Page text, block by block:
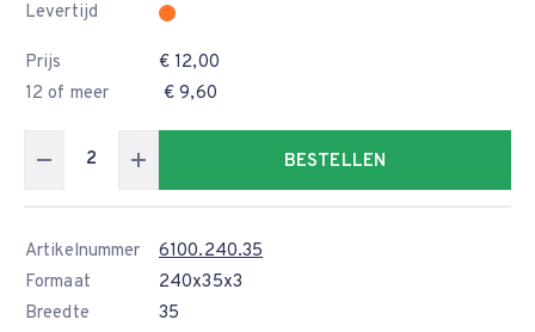
Levertijd
Prijs
€ 12,00
12 of meer
€ 9,60
BESTELLEN
Artikelnummer
6100.240.35
Formaat
240x35x3
Breedte
35